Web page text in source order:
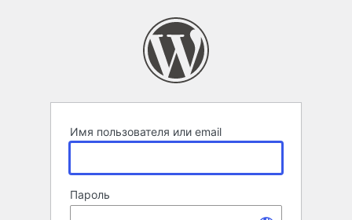
Имя пользователя или email
Пароль